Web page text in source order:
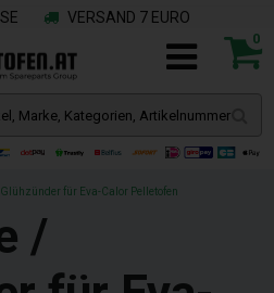
VERSAND 7 EURO
0
für Eva-Calor Pelletofen
/